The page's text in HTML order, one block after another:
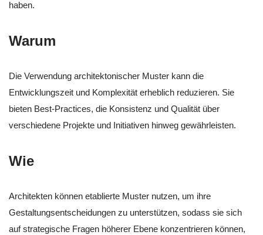
haben.
Warum
Die Verwendung architektonischer Muster kann die
Entwicklungszeit und Komplexität erheblich reduzieren. Sie
bieten Best-Practices, die Konsistenz und Qualität über
verschiedene Projekte und Initiativen hinweg gewährleisten.
Wie
Architekten können etablierte Muster nutzen, um ihre
Gestaltungsentscheidungen zu unterstützen, sodass sie sich
auf strategische Fragen höherer Ebene konzentrieren können,